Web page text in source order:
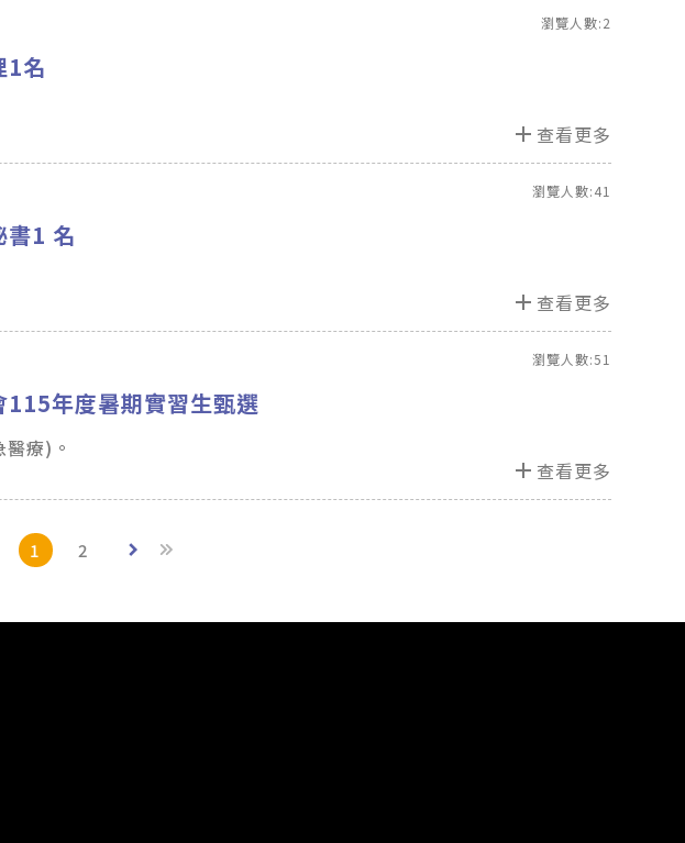
瀏覽人數:2
1名
add 查看更多
瀏覽人數:41
書1 名
add 查看更多
瀏覽人數:51
115年度暑期實習生甄選
療)。
add 查看更多
1 2 keyboard_arrow_right